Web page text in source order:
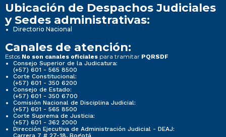
Ubicación de Despachos Judiciales
y Sedes administrativas:
Directorio Nacional
Canales de atención:
Estos No son canales oficiales para tramitar PQRSDF
Consejo Superior de la Judicatura:
(+57) 601 - 565 8500
Corte Constitucional:
(+57) 601 - 350 6200
Consejo de Estado:
(+57) 601 - 350 6700
Comisión Nacional de Disciplina Judicial:
(+57) 601 - 565 8500
Corte Suprema de Justicia:
(+57) 601 - 362 2000
Dirección Ejecutiva de Administración Judicial - DEAJ:
Carrera 7 # 27-18, Bogotá